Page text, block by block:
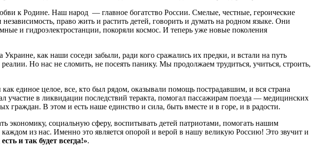
к Родине. Наш народ — главное богатство России. Смелые, честные, героические
право жить и растить детей, говорить и думать на родном языке. Они
и гидроэлектростанции, покоряли космос. И теперь уже новые поколения
как наши соседи забыли, ради кого сражались их предки, и встали на путь
Но нас не сломить, не посеять панику. Мы продолжаем трудиться, учиться, строить,
единое целое, все, кто был рядом, оказывали помощь пострадавшим, и вся страна
участие в ликвидации последствий теракта, помогал пассажирам поезда — медицинских
граждан. В этом и есть наше единство и сила, быть вместе и в горе, и в радости.
социальную сферу, воспитывать детей патриотами, помогать нашим
из нас. Именно это является опорой и верой в нашу великую Россию! Это звучит и
и так будет всегда!».